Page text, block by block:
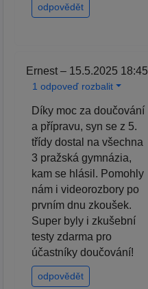
odpovědět
Ernest – 15.5.2025 18:45
1 odpoveď rozbalit
Díky moc za doučování
a přípravu, syn se z 5.
třídy dostal na všechna
3 pražská gymnázia,
kam se hlásil. Pomohly
nám i videorozbory po
prvním dnu zkoušek.
Super byly i zkušební
testy zdarma pro
účastníky doučování!
odpovědět